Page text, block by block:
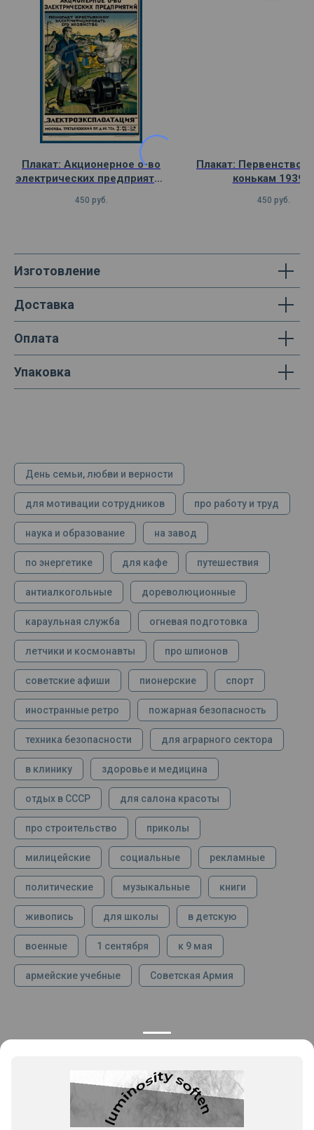
Плакат: Акционерное о-во
электрических предприятий
450 руб.
Плакат: Первенство
конькам 1939 г.
450 руб.
Изготовление
Доставка
Оплата
Упаковка
День семьи, любви и верности
для мотивации сотрудников про работу и труд
наука и образование на завод
по энергетике для кафе путешествия
антиалкогольные дореволюционные
караульная служба огневая подготовка
летчики и космонавты про шпионов
советские афиши пионерские спорт
иностранные ретро пожарная безопасность
техника безопасности для аграрного сектора
в клинику здоровье и медицина
отдых в СССР для салона красоты
про строительство приколы
милицейские социальные рекламные
политические музыкальные книги
живопись для школы в детскую
военные 1 сентября к 9 мая
армейские учебные Советская Армия
ПРОДУКЦИЯ
Каталог